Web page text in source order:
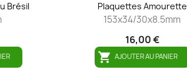
Brésil Plaquettes Amourette
153x34/30x8.5mm
16,00 €
 AJOUTER AU PANIER